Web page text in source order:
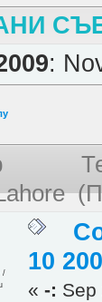
:
/
10
«-: Sep